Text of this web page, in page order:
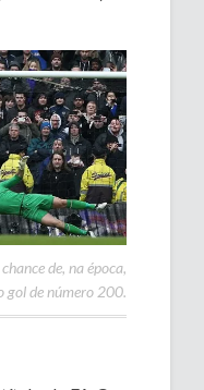
de, na época,
gol de número 200.